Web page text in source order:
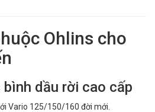
Ohlins cho
bình dầu rời cao cấp
Vario 125/150/160 đời mới.